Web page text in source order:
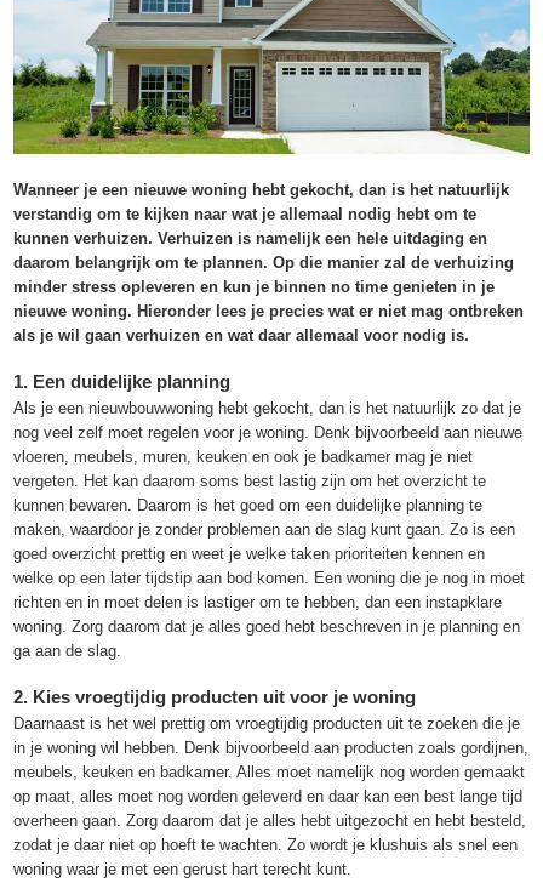
Wanneer je een nieuwe woning hebt gekocht, dan is het natuurlijk
verstandig om te kijken naar wat je allemaal nodig hebt om te
kunnen verhuizen. Verhuizen is namelijk een hele uitdaging en
daarom belangrijk om te plannen. Op die manier zal de verhuizing
minder stress opleveren en kun je binnen no time genieten in je
nieuwe woning. Hieronder lees je precies wat er niet mag ontbreken
als je wil gaan verhuizen en wat daar allemaal voor nodig is.
1. Een duidelijke planning
Als je een nieuwbouwwoning hebt gekocht, dan is het natuurlijk zo dat je
nog veel zelf moet regelen voor je woning. Denk bijvoorbeeld aan nieuwe
vloeren, meubels, muren, keuken en ook je badkamer mag je niet
vergeten. Het kan daarom soms best lastig zijn om het overzicht te
kunnen bewaren. Daarom is het goed om een duidelijke planning te
maken, waardoor je zonder problemen aan de slag kunt gaan. Zo is een
goed overzicht prettig en weet je welke taken prioriteiten kennen en
welke op een later tijdstip aan bod komen. Een woning die je nog in moet
richten en in moet delen is lastiger om te hebben, dan een instapklare
woning. Zorg daarom dat je alles goed hebt beschreven in je planning en
ga aan de slag.
2. Kies vroegtijdig producten uit voor je woning
Daarnaast is het wel prettig om vroegtijdig producten uit te zoeken die je
in je woning wil hebben. Denk bijvoorbeeld aan producten zoals gordijnen,
meubels, keuken en badkamer. Alles moet namelijk nog worden gemaakt
op maat, alles moet nog worden geleverd en daar kan een best lange tijd
overheen gaan. Zorg daarom dat je alles hebt uitgezocht en hebt besteld,
zodat je daar niet op hoeft te wachten. Zo wordt je klushuis als snel een
woning waar je met een gerust hart terecht kunt.